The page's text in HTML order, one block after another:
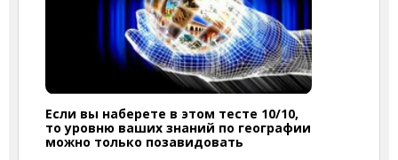
Если вы наберете в этом тесте 10/10,
то уровню ваших знаний по географии
можно только позавидовать